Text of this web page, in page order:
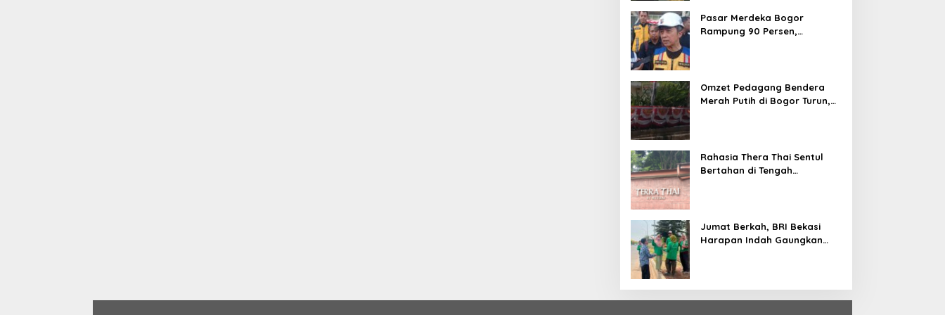
Pasar Merdeka Bogor
Rampung 90 Persen,
Omzet Pedagang Bendera
Merah Putih di Bogor Turun,
Rahasia Thera Thai Sentul
Bertahan di Tengah
Jumat Berkah, BRI Bekasi
Harapan Indah Gaungkan